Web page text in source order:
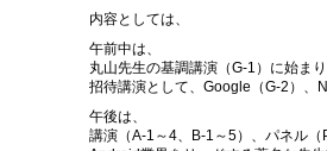
内容としては、
午前中は、
丸山先生の基調講演（G-1）に始まり
招待講演として、Google（G-2）、
午後は、
講演（A-1～4、B-1～5）、パネル（